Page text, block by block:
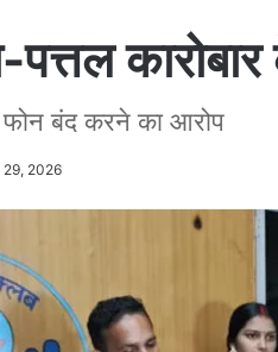
पत्तल
बंद करने का आरोप
29, 2026